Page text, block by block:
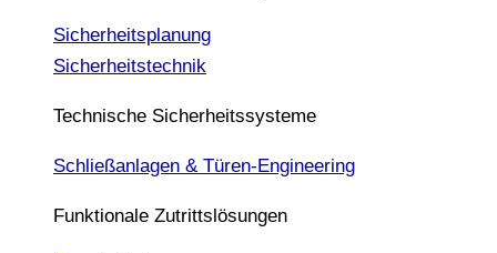
Sicherheitsplanung
Sicherheitstechnik
Technische Sicherheitssysteme
Schließanlagen & Türen-Engineering
Funktionale Zutrittslösungen